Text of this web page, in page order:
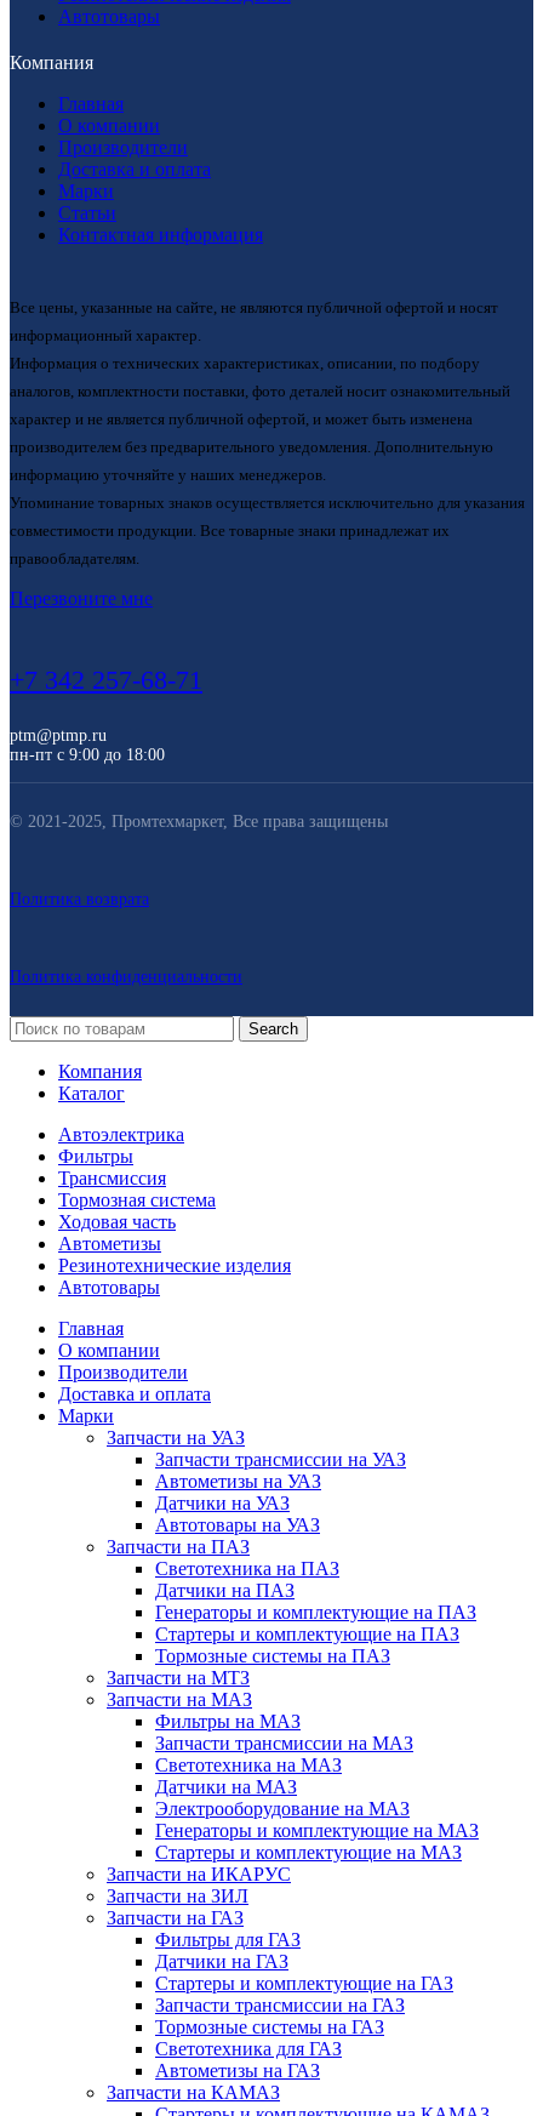
Автотовары
Компания
Главная
О компании
Производители
Доставка и оплата
Марки
Статьи
Контактная информация
Все цены, указанные на сайте, не являются публичной офертой и носят
информационный характер.
Информация о технических характеристиках, описании, по подбору
аналогов, комплектности поставки, фото деталей носит ознакомительный
характер и не является публичной офертой, и может быть изменена
производителем без предварительного уведомления. Дополнительную
информацию уточняйте у наших менеджеров.
Упоминание товарных знаков осуществляется исключительно для указания
совместимости продукции. Все товарные знаки принадлежат их
правообладателям.
Перезвоните мне
+7 342 257-68-71
ptm@ptmp.ru
пн-пт с 9:00 до 18:00
© 2021-2025, Промтехмаркет, Все права защищены
Политика возврата
Политика конфиденциальности
Search
Компания
Каталог
Автоэлектрика
Фильтры
Трансмиссия
Тормозная система
Ходовая часть
Автометизы
Резинотехнические изделия
Автотовары
Главная
О компании
Производители
Доставка и оплата
Марки
Запчасти на УАЗ
Запчасти трансмиссии на УАЗ
Автометизы на УАЗ
Датчики на УАЗ
Автотовары на УАЗ
Запчасти на ПАЗ
Светотехника на ПАЗ
Датчики на ПАЗ
Генераторы и комплектующие на ПАЗ
Стартеры и комплектующие на ПАЗ
Тормозные системы на ПАЗ
Запчасти на МТЗ
Запчасти на МАЗ
Фильтры на МАЗ
Запчасти трансмиссии на МАЗ
Светотехника на МАЗ
Датчики на МАЗ
Электрооборудование на МАЗ
Генераторы и комплектующие на МАЗ
Стартеры и комплектующие на МАЗ
Запчасти на ИКАРУС
Запчасти на ЗИЛ
Запчасти на ГАЗ
Фильтры для ГАЗ
Датчики на ГАЗ
Стартеры и комплектующие на ГАЗ
Запчасти трансмиссии на ГАЗ
Тормозные системы на ГАЗ
Светотехника для ГАЗ
Автометизы на ГАЗ
Запчасти на КАМАЗ